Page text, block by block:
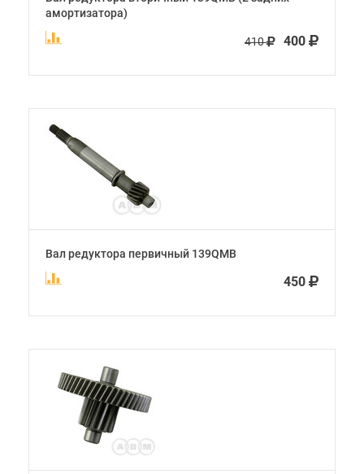
амортизатора)
410 400
Вал редуктора первичный 139QMB
450